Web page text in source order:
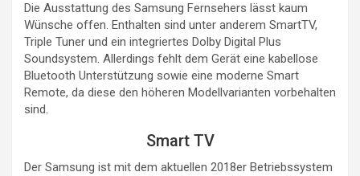
Die Ausstattung des Samsung Fernsehers lässt kaum
Wünsche offen. Enthalten sind unter anderem SmartTV,
Triple Tuner und ein integriertes Dolby Digital Plus
Soundsystem. Allerdings fehlt dem Gerät eine kabellose
Bluetooth Unterstützung sowie eine moderne Smart
Remote, da diese den höheren Modellvarianten vorbehalten
sind.
Smart TV
Der Samsung ist mit dem aktuellen 2018er Betriebssystem